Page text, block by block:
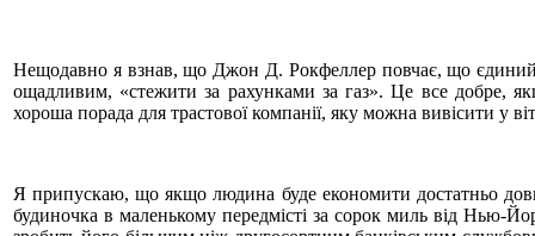
Нещодавно я взнав, що Джон Д. Рокфеллер повчає, що єдиний
ощадливим, «стежити за рахунками за газ». Це все добре,
хороша порада для трастової компанії, яку можна вивісити у
Я припускаю, що якщо людина буде економити достатньо
будиночка в маленькому передмісті за сорок миль від Нью-